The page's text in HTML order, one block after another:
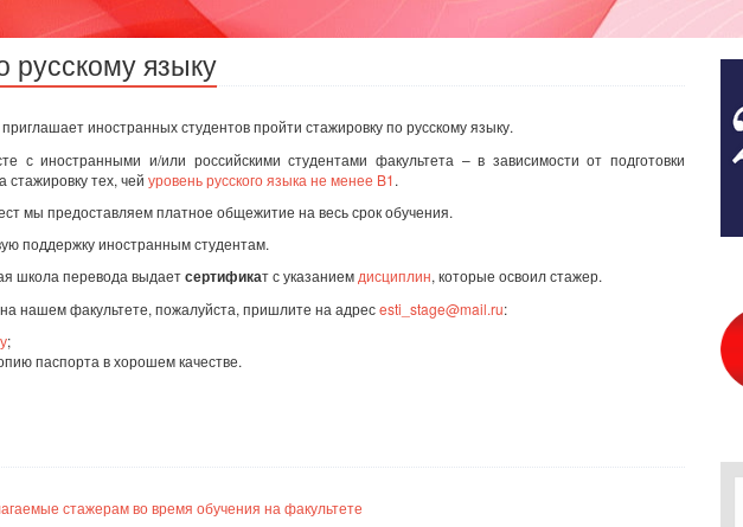
русскому языку
приглашает иностранных студентов пройти стажировку по русскому языку.
с иностранными и/или российскими студентами факультета – в зависимости от подготовки
тех, чей уровень русского языка не менее B1.
мы предоставляем платное общежитие на весь срок обучения.
поддержку иностранным студентам.
школа перевода выдаетсертификат с указанием дисциплин, которые освоил стажер.
нашем факультете, пожалуйста, пришлите на адресesti_stage@mail.ru:
;
паспорта в хорошем качестве.
стажерам во время обучения на факультете